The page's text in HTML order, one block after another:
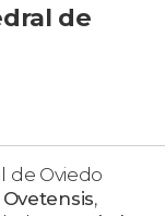
de
de Oviedo
,